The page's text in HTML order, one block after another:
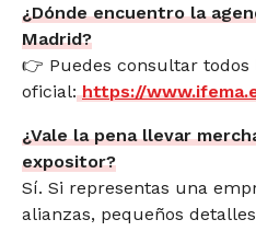
¿Dónde encuentro la
Madrid?
👉 Puedes consultar todos
oficial: https://
¿Vale la pena llevar
expositor?
Sí. Si representas una
alianzas, pequeños